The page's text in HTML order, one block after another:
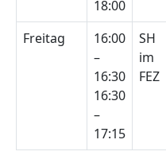
18:00
Freitag
16:00
–
16:30
16:30
–
17:15
SH
im
FEZ